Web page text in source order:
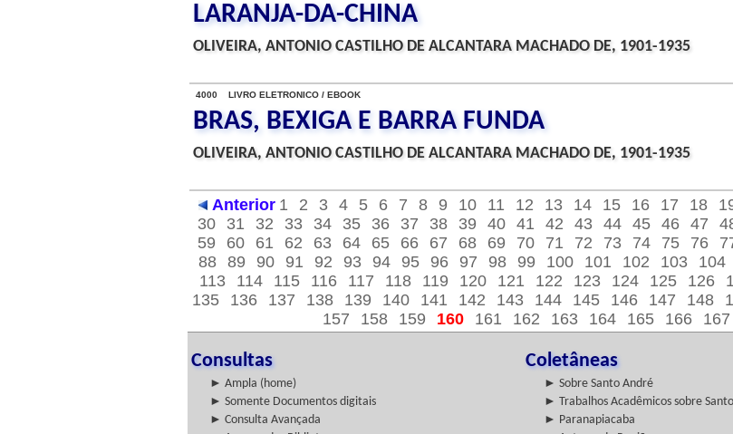
LARANJA-DA-CHINA
OLIVEIRA, ANTONIO CASTILHO DE ALCANTARA MACHADO DE, 1901-1935
4000 LIVRO ELETRONICO / EBOOK
BRAS, BEXIGA E BARRA FUNDA
OLIVEIRA, ANTONIO CASTILHO DE ALCANTARA MACHADO DE, 1901-1935
Anterior 1 2 3 4 5 6 7 8 9 10 11 12 13 14 15 16 17 18
30
31 32 33 34 35 36 37 38 39 40 41 42 43 44 45 46 47
59
60 61 62 63 64 65 66 67 68 69 70 71 72 73 74 75 76
88 89 90 91 92 93 94 95 96 97 98 99 100 101 102 103 104
113
114 115 116 117 118 119 120 121 122 123 124 125 126
135
136 137 138 139 140 141 142 143 144 145 146 147 148
157
158 159 160 161 162 163 164 165 166 167
Consultas Coletâneas
► Ampla (home) ► Sobre Santo André
► Somente Documentos digitais
► Trabalhos Acadêmicos sobre
► Consulta Avançada
► Paranapiacaba